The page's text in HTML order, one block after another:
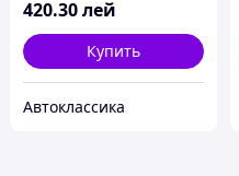
420.30лей
Купить
Автоклассика